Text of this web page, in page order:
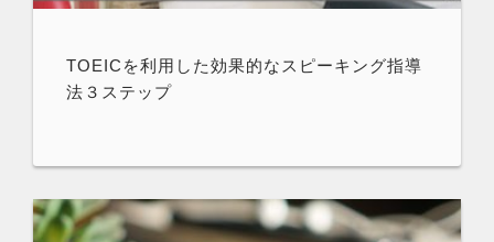
TOEICを利用した効果的なスピーキング指導
法３ステップ